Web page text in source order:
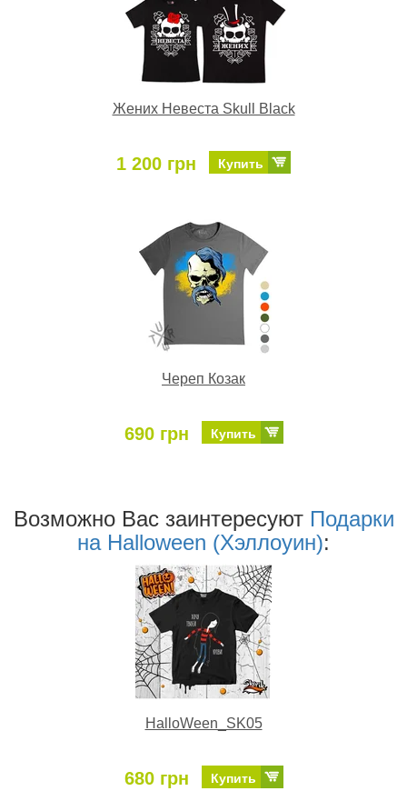
Жених Невеста Skull Black
1 200 грн Купить
Череп Козак
690 грн Купить
Возможно Ваc заинтересуют Подарки
на Halloween (Хэллоуин):
HalloWeen_SK05
680 грн Купить